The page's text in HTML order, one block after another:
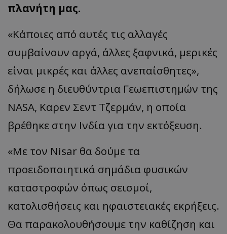
πλανήτη μας.
«Κάποιες από αυτές τις αλλαγές
συμβαίνουν αργά, άλλες ξαφνικά, μερικές
είναι μικρές και άλλες ανεπαίσθητες»,
δήλωσε η διευθύντρια Γεωεπιστημών της
NASA, Καρεν Σεντ Τζερμάν, η οποία
βρέθηκε στην Ινδία για την εκτόξευση.
«Με τον Nisar θα δούμε τα
προειδοποιητικά σημάδια φυσικών
καταστροφών όπως σεισμοί,
κατολισθήσεις και ηφαιστειακές εκρήξεις.
Θα παρακολουθήσουμε την καθίζηση και